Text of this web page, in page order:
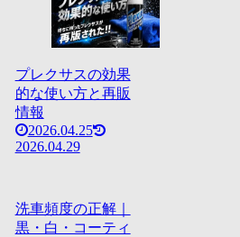
プレクサスの効果
的な使い方と再販
情報
2026.04.25
2026.04.29
洗車頻度の正解｜
黒・白・コーティ